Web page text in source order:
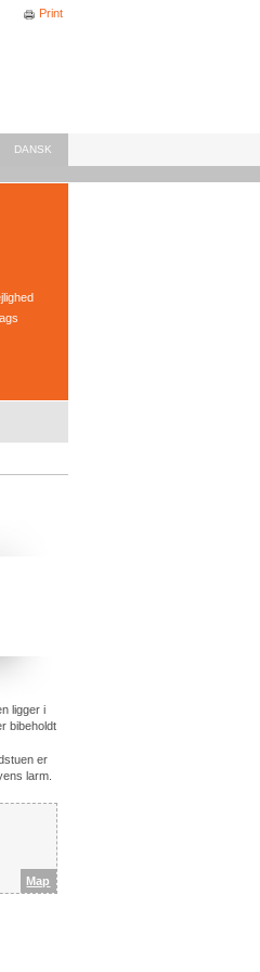
DANSK
Print
ligger i
bibeholdt
er
larm.
Map